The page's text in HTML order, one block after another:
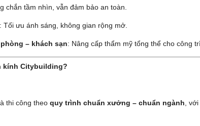
chắn tầm nhìn, vẫn đảm bảo an toàn.
: Tối ưu ánh sáng, không gian rộng mở.
– khách sạn: Nâng cấp thẩm mỹ tổng thể cho công
kính Citybuilding?
thi công theo quy trình chuẩn xưởng – chuẩn ngành ,